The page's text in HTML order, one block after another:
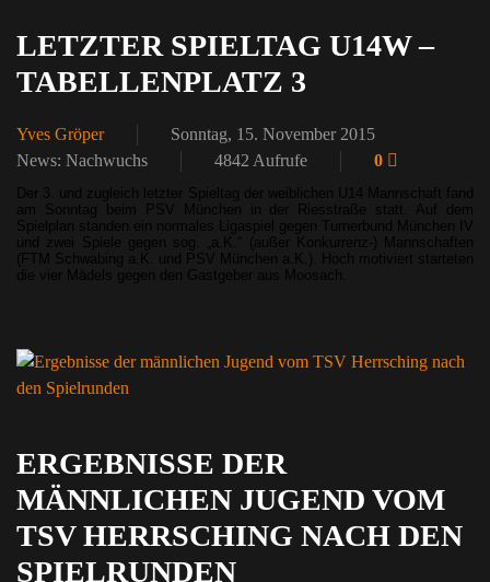
LETZTER SPIELTAG U14W –
TABELLENPLATZ 3
Yves Gröper
Sonntag, 15. November 2015
News: Nachwuchs
4842 Aufrufe 0
Der 3. und zugleich letzter Spieltag der weiblichen U14 Mannschaft fand
am Sonntag beim PSV München in der Riesstraße statt. Auf dem
Spielplan standen ein normales Ligaspiel gegen Turnerbund München IV
und zwei Spiele gegen sog. „a.K.“ (außer Konkurrenz-) Mannschaften
(FTM Schwabing a.K. und PSV München a.K.). Hoch motiviert starteten
die vier Mädels gegen den Gastgeber aus Moosach.
ERGEBNISSE DER
MÄNNLICHEN JUGEND VOM
TSV HERRSCHING NACH DEN
SPIELRUNDEN